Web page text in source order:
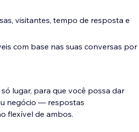
visitantes, tempo de resposta e
com base nas suas conversas por
lugar, para que você possa dar
negócio — respostas
flexível de ambos.